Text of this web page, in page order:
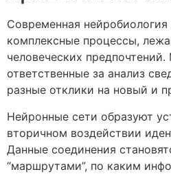
Современная
комплексные процессы,
человеческих
ответственные за анализ
разные отклики на новый и
Нейронные сети образуют
вторичном воздействии
Данные соединения
“маршрутами”, по каким